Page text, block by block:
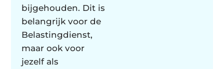
bijgehouden. Dit is
belangrijk voor de
Belastingdienst,
maar ook voor
jezelf als